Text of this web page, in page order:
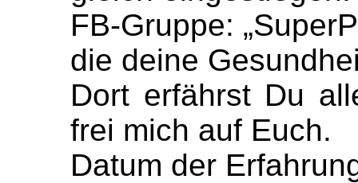
FB-Gruppe:
die deine
Dort erfährst Du
frei mich auf Euch.
Datum der